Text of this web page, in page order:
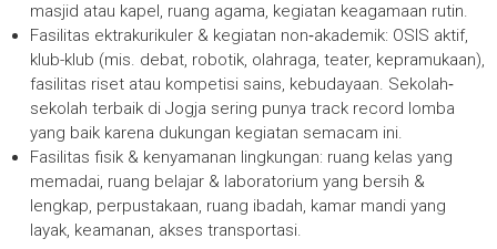
masjid atau kapel, ruang agama, kegiatan keagamaan rutin.
Fasilitas ektrakurikuler & kegiatan non‐akademik: OSIS aktif,
klub-klub (mis. debat, robotik, olahraga, teater, kepramukaan),
fasilitas riset atau kompetisi sains, kebudayaan. Sekolah‐
sekolah terbaik di Jogja sering punya track record lomba
yang baik karena dukungan kegiatan semacam ini.
Fasilitas fisik & kenyamanan lingkungan: ruang kelas yang
memadai, ruang belajar & laboratorium yang bersih &
lengkap, perpustakaan, ruang ibadah, kamar mandi yang
layak, keamanan, akses transportasi.